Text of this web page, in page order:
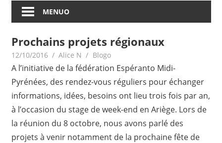
MENUO
Prochains projets régionaux
12/10/2016 Alice N Blogo
A l’initiative de la fédération Espéranto Midi-
Pyrénées, des rendez-vous réguliers pour échanger
informations, idées, besoins ont lieu trois fois par an,
à l’occasion du stage de week-end en Ariège. Lors de
la réunion du 8 octobre, nous avons parlé des
projets à venir notamment de la prochaine fête de